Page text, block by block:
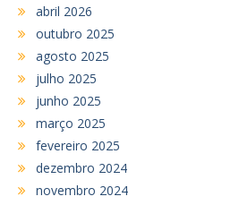
abril 2026
outubro 2025
agosto 2025
julho 2025
junho 2025
março 2025
fevereiro 2025
dezembro 2024
novembro 2024